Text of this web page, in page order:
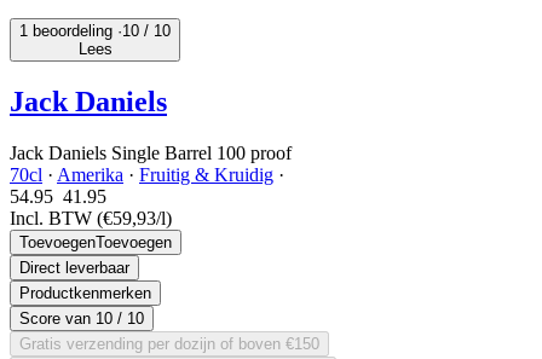
1 beoordeling ·10 / 10
Lees
Jack Daniels
Jack Daniels Single Barrel 100 proof
70cl · Amerika · Fruitig & Kruidig ·
54.95 41.95
Incl. BTW (€59,93/l)
ToevoegenToevoegen
Direct leverbaar
Productkenmerken
Score van 10 / 10
Gratis verzending per dozijn of boven €150